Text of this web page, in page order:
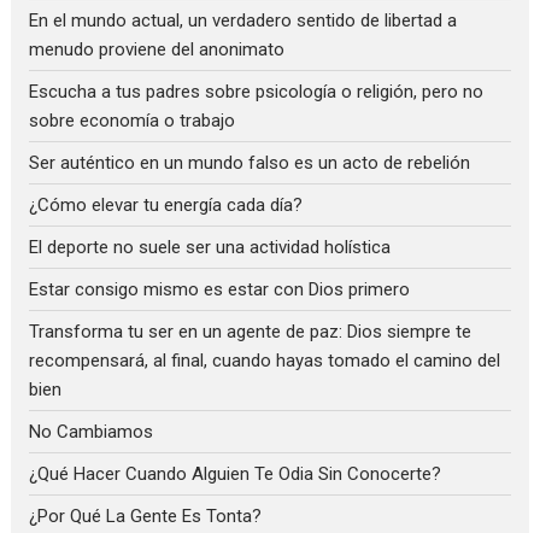
En el mundo actual, un verdadero sentido de libertad a
menudo proviene del anonimato
Escucha a tus padres sobre psicología o religión, pero no
sobre economía o trabajo
Ser auténtico en un mundo falso es un acto de rebelión
¿Cómo elevar tu energía cada día?
El deporte no suele ser una actividad holística
Estar consigo mismo es estar con Dios primero
Transforma tu ser en un agente de paz: Dios siempre te
recompensará, al final, cuando hayas tomado el camino del
bien
No Cambiamos
¿Qué Hacer Cuando Alguien Te Odia Sin Conocerte?
¿Por Qué La Gente Es Tonta?